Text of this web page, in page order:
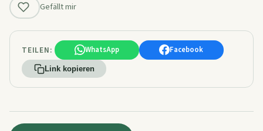
Gefällt mir
TEILEN: WhatsApp Facebook
Link kopieren